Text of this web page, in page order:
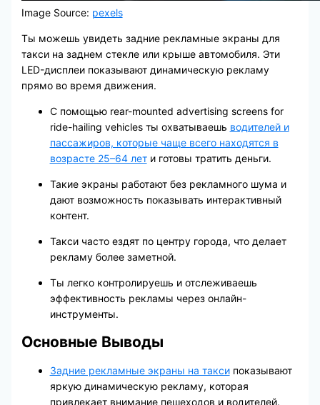
Image Source: pexels
Ты можешь увидеть задние рекламные экраны для
такси на заднем стекле или крыше автомобиля. Эти
LED-дисплеи показывают динамическую рекламу
прямо во время движения.
С помощью rear-mounted advertising screens for
ride-hailing vehicles ты охватываешь водителей и
пассажиров, которые чаще всего находятся в
возрасте 25–64 лети готовы тратить деньги.
Такие экраны работают без рекламного шума и
дают возможность показывать интерактивный
контент.
Такси часто ездят по центру города, что делает
рекламу более заметной.
Ты легко контролируешь и отслеживаешь
эффективность рекламы через онлайн-
инструменты.
Основные Выводы
Задние рекламные экраны на таксипоказывают
яркую динамическую рекламу, которая
привлекает внимание пешеходов и водителей.